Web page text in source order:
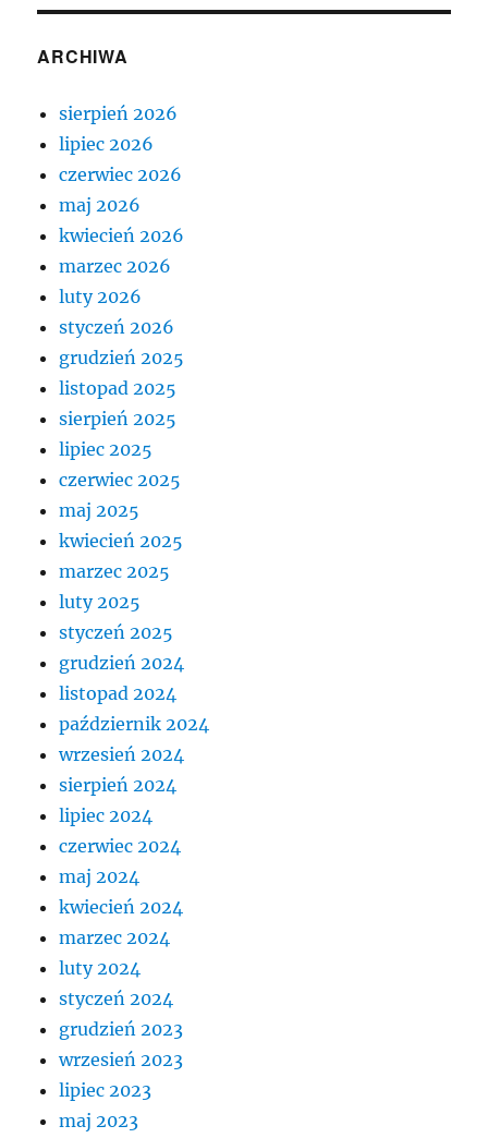
ARCHIWA
sierpień 2026
lipiec 2026
czerwiec 2026
maj 2026
kwiecień 2026
marzec 2026
luty 2026
styczeń 2026
grudzień 2025
listopad 2025
sierpień 2025
lipiec 2025
czerwiec 2025
maj 2025
kwiecień 2025
marzec 2025
luty 2025
styczeń 2025
grudzień 2024
listopad 2024
październik 2024
wrzesień 2024
sierpień 2024
lipiec 2024
czerwiec 2024
maj 2024
kwiecień 2024
marzec 2024
luty 2024
styczeń 2024
grudzień 2023
wrzesień 2023
lipiec 2023
maj 2023